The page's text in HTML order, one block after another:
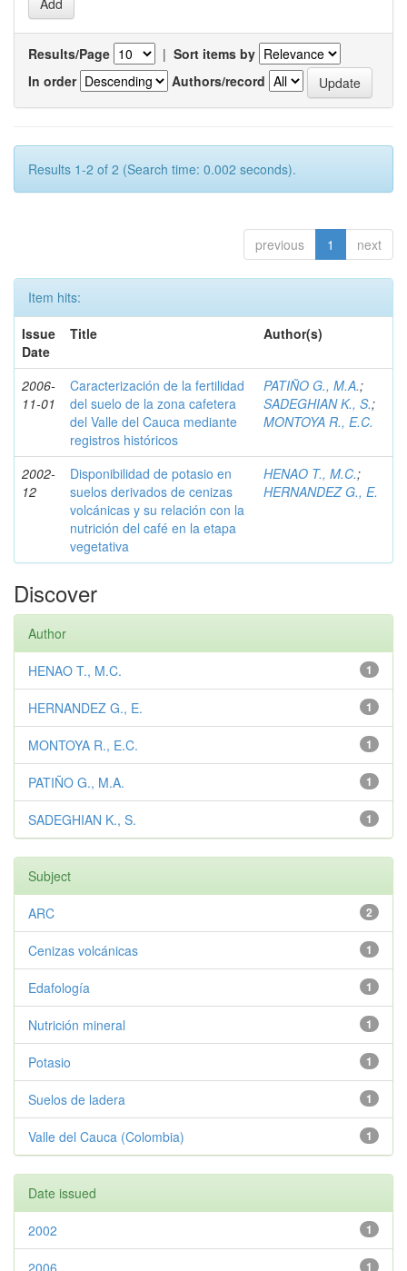
Results/Page | Sort items by
In order
Authors/record
Results 1-2 of 2 (Search time: 0.002 seconds).
previous 1 next
Item hits:
Issue
Date
Title Author(s)
2006-
11-01
Caracterización de la fertilidad
del suelo de la zona cafetera
del Valle del Cauca mediante
registros históricos
PATIÑO G., M.A.;
SADEGHIAN K., S.;
MONTOYA R., E.C.
2002-
12
Disponibilidad de potasio en
suelos derivados de cenizas
volcánicas y su relación con la
nutrición del café en la etapa
vegetativa
HENAO T., M.C.;
HERNANDEZ G., E.
Discover
Author
1
HENAO T., M.C.
1
HERNANDEZ G., E.
1
MONTOYA R., E.C.
1
PATIÑO G., M.A.
1
SADEGHIAN K., S.
Subject
2
ARC
1
Cenizas volcánicas
1
Edafología
1
Nutrición mineral
1
Potasio
1
Suelos de ladera
1
Valle del Cauca (Colombia)
Date issued
1
2002
1
2006